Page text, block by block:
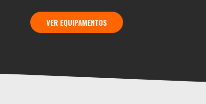
VER EQUIPAMENTOS